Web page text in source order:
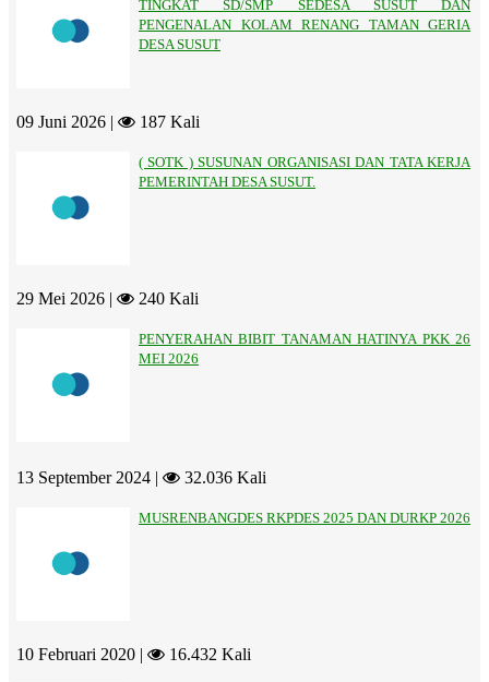
TINGKAT SD/SMP SEDESA SUSUT DAN
PENGENALAN KOLAM RENANG TAMAN GERIA
DESA SUSUT
09 Juni 2026 | 187 Kali
( SOTK ) SUSUNAN ORGANISASI DAN TATA KERJA
PEMERINTAH DESA SUSUT.
29 Mei 2026 | 240 Kali
PENYERAHAN BIBIT TANAMAN HATINYA PKK 26
MEI 2026
13 September 2024 | 32.036 Kali
MUSRENBANGDES RKPDES 2025 DAN DURKP 2026
10 Februari 2020 | 16.432 Kali